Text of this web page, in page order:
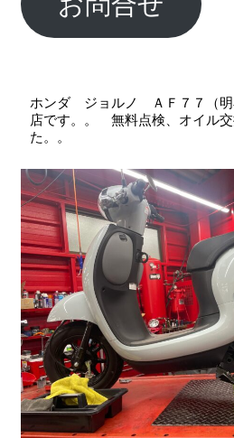
ホンダ ジョルノ ＡＦ７７（
店です。。 無料点検、オイル交
た。。